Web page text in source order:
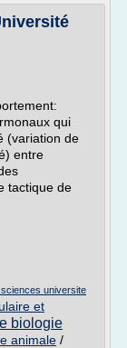
qui
(variation de
entre
tactique de
universite
et
biologie
animale /